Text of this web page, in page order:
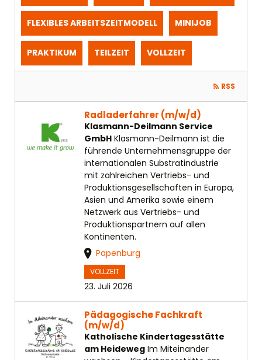
FLEXIBLES ARBEITSZEITMODELL MINIJOB
PRAKTIKUM TEILZEIT VOLLZEIT
RSS
Radladerfahrer (m/w/d)
Klasmann-Deilmann Service
GmbH Klasmann-Deilmann ist die
führende Unternehmensgruppe der
internationalen Substratindustrie
mit zahlreichen Vertriebs- und
Produktionsgesellschaften in Europa,
Asien und Amerika sowie einem
Netzwerk aus Vertriebs- und
Produktionspartnern auf allen
Kontinenten.
Papenburg
VOLLZEIT
23. Juli 2026
Pädagogische Fachkraft
(m/w/d)
Katholische Kindertagesstätte
am Heideweg Im Miteinander